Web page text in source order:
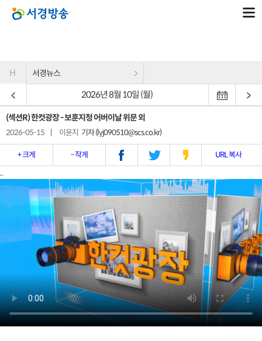
H 서경뉴스
2026년 8월 10일 (월)
(섹션R) 한컷광장 - 보훈지청 어버이날 위문 외
2026-05-15 이윤지 기자 (lyj090510@scs.co.kr)
+ 크게 - 작게 URL 복사
..